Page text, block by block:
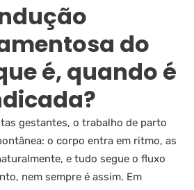
do
é, quando é
gestantes, o trabalho de parto
o corpo entra em ritmo, as
e tudo segue o fluxo
nem sempre é assim. Em